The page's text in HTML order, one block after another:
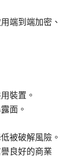
端到端加密、
裝置。
面。
被破解風險。
良好的商業